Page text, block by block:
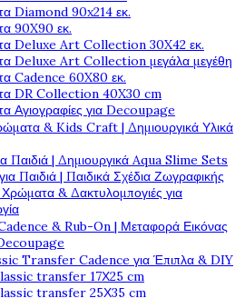
Diamond 90x214 εκ.
90X90 εκ.
Deluxe Art Collection 30X42 εκ.
Deluxe Art Collection μεγάλα μεγέθη
Cadence 60X80 εκ.
DR Collection 40X30 cm
Αγιογραφίες για Decoupage
& Kids Craft | Δημιουργικά Υλικά
Παιδιά | Δημιουργικά Aqua Slime Sets
Παιδιά | Παιδικά Σχέδια Ζωγραφικής
Χρώματα & Δακτυλομπογιές για
& Rub-On | Μεταφορά Εικόνας
Transfer Cadence για Έπιπλα & DIY
transfer 17Χ25 cm
transfer 25Χ35 cm